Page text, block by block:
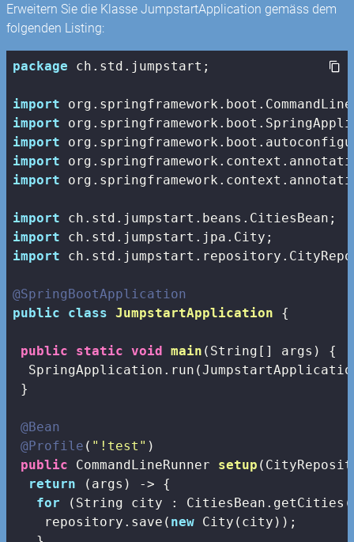
Erweitern Sie die Klasse JumpstartApplication gemäss dem
folgenden Listing:
package ch.std.jumpstart;
import
import
import
import
import
import
import
import
@SpringBootApplication
public
class JumpstartApplication {
public static void main (String[] args)
{
}
@Bean
@Profile ( "!test" )
public CommandLineRunner setup
return (args) -> {
for (String city :
    repository.save(
new City(city));